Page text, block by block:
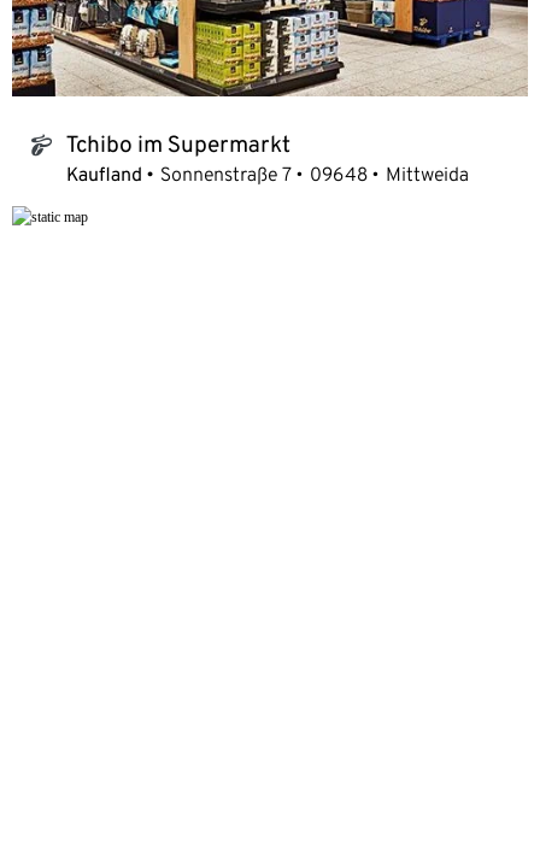
tchibo_logo Tchibo im Supermarkt
Kaufland Sonnenstraße 7 09648 Mittweida